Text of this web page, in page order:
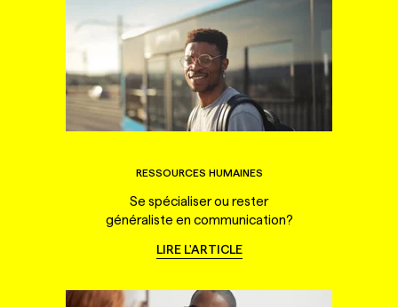
RESSOURCES HUMAINES
Se spécialiser ou rester
généraliste en communication?
LIRE L'ARTICLE